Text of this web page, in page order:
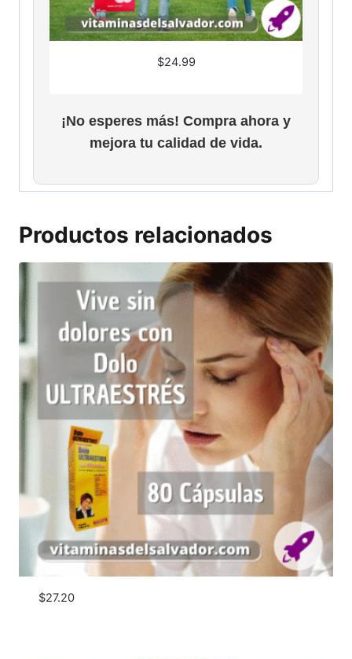
$24.99
¡No esperes más! Compra ahora y
mejora tu calidad de vida.
Productos relacionados
$27.20